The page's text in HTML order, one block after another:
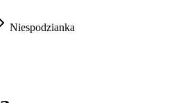
Niespodzianka